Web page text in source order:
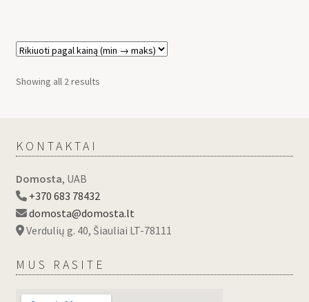
Showing all 2 results
KONTAKTAI
Domosta, UAB
+370 683 78432
domosta@domosta.lt
Verdulių g. 40, Šiauliai LT-78111
MUS RASITE